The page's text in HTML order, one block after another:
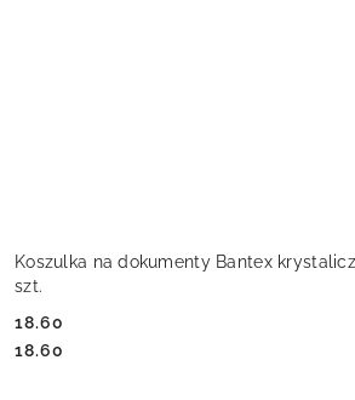
Koszulka na dokumenty Bantex
szt.
Cena:
18.60
Cena:
18.60